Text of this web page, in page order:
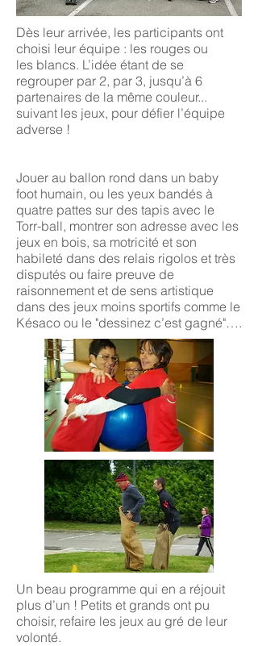
Dès leur arrivée, les participants ont
choisi leur équipe : les rouges ou
les blancs. L’idée étant de se
regrouper par 2, par 3, jusqu’à 6
partenaires de la même couleur...
suivant les jeux, pour défier l’équipe
adverse !
Jouer au ballon rond dans un baby
foot humain, ou les yeux bandés à
quatre pattes sur des tapis avec le
Torr-ball, montrer son adresse avec les
jeux en bois, sa motricité et son
habileté dans des relais rigolos et très
disputés ou faire preuve de
raisonnement et de sens artistique
dans des jeux moins sportifs comme le
Késaco ou le "dessinez c’est gagné"….
Un beau programme qui en a réjouit
plus d’un ! Petits et grands ont pu
choisir, refaire les jeux au gré de leur
volonté.